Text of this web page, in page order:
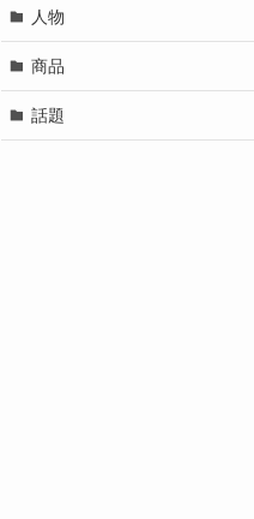
人物
商品
話題